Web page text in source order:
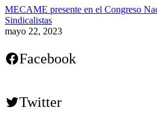
MECAME presente en el Congreso
Sindicalistas
mayo 22, 2023
Facebook
Twitter